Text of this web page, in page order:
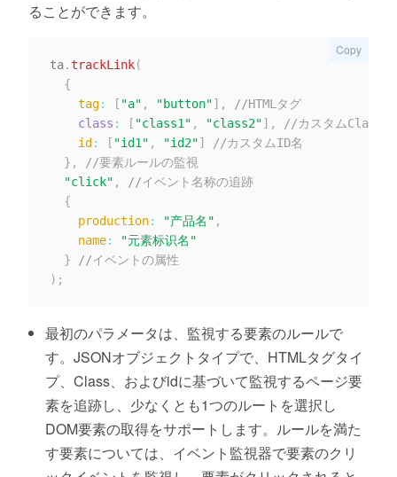
ることができます。
ta.trackLink(
{
tag: [ "a" , "button"] ,
//HTMLタグ
class : [ "class1" , "class2"] ,
//カスタムClass名
id : [ "id1" , "id2"]
//カスタムID名
} ,
//要素ルールの監視
"click" ,
//イベント名称の追跡
{
production: "产品名" ,
name:
"元素标识名"
}
//イベントの属性
) ;
Copy
最初のパラメータは、監視する要素のルールで
す。JSONオブジェクトタイプで、HTMLタグタイ
プ、Class、およびidに基づいて監視するページ要
素を追跡し、少なくとも1つのルートを選択し
DOM要素の取得をサポートします。ルールを満た
す要素については、イベント監視器で要素のクリ